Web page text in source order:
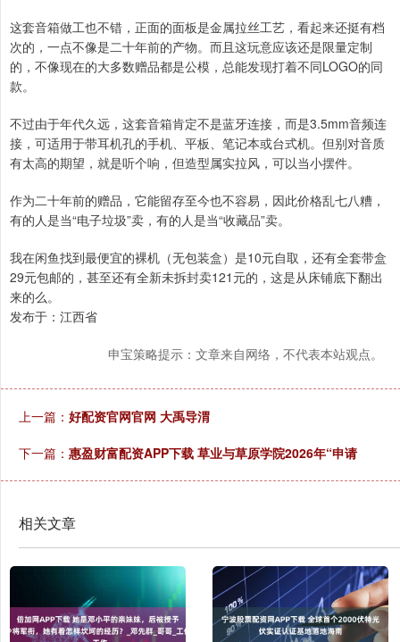
这套音箱做工也不错，正面的面板是金属拉丝工艺，看起来还挺有档
次的，一点不像是二十年前的产物。而且这玩意应该还是限量定制
的，不像现在的大多数赠品都是公模，总能发现打着不同LOGO的同
款。
不过由于年代久远，这套音箱肯定不是蓝牙连接，而是3.5mm音频连
接，可适用于带耳机孔的手机、平板、笔记本或台式机。但别对音质
有太高的期望，就是听个响，但造型属实拉风，可以当小摆件。
作为二十年前的赠品，它能留存至今也不容易，因此价格乱七八糟，
有的人是当“电子垃圾”卖，有的人是当“收藏品”卖。
我在闲鱼找到最便宜的裸机（无包装盒）是10元自取，还有全套带盒
29元包邮的，甚至还有全新未拆封卖121元的，这是从床铺底下翻出
来的么。
发布于：江西省
申宝策略提示：文章来自网络，不代表本站观点。
上一篇： 好配资官网官网 大禹导渭
下一篇： 惠盈财富配资APP下载 草业与草原学院2026年“申请
相关文章